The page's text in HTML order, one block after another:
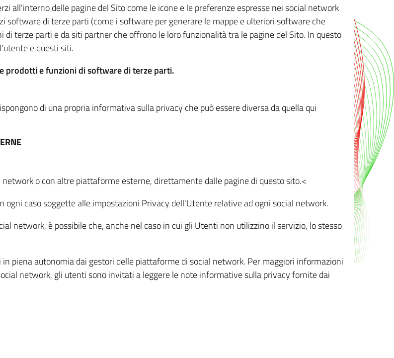
all'interno delle pagine del Sito come le icone e le preferenze espresse nei social network
software di terze parti (come i software per generare le mappe e ulteriori software che
terze parti e da siti partner che offrono le loro funzionalità tra le pagine del Sito. In questo
e questi siti.
prodotti e funzioni di software di terze parti.
di una propria informativa sulla privacy che può essere diversa da quella qui
o con altre piattaforme esterne, direttamente dalle pagine di questo sito.<
caso soggette alle impostazioni Privacy dell'Utente relative ad ogni social network.
network, è possibile che, anche nel caso in cui gli Utenti non utilizzino il servizio, lo stesso
piena autonomia dai gestori delle piattaforme di social network. Per maggiori informazioni
network, gli utenti sono invitati a leggere le note informative sulla privacy fornite dai